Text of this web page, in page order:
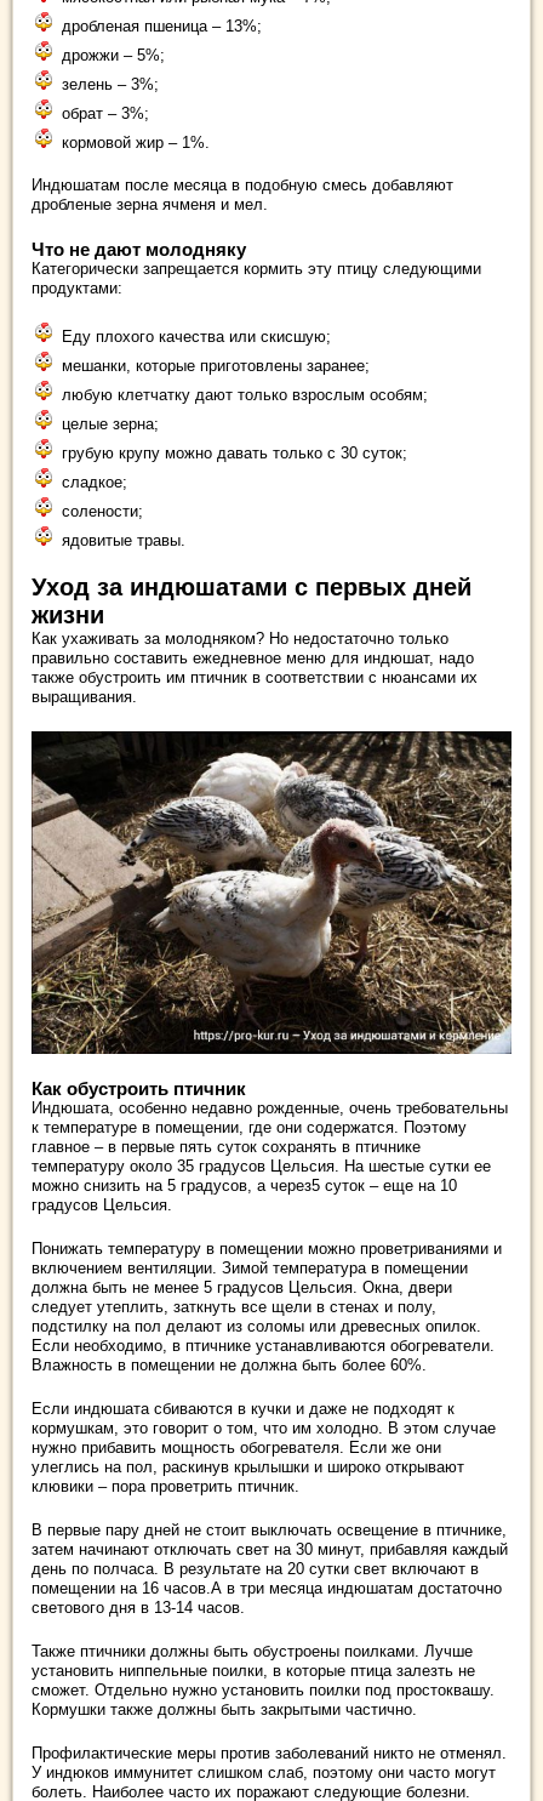
дробленая пшеница – 13%;
дрожжи – 5%;
зелень – 3%;
обрат – 3%;
кормовой жир – 1%.
Индюшатам после месяца в подобную смесь добавляют
дробленые зерна ячменя и мел.
Что не дают молодняку
Категорически запрещается кормить эту птицу следующими
продуктами:
Еду плохого качества или скисшую;
мешанки, которые приготовлены заранее;
любую клетчатку дают только взрослым особям;
целые зерна;
грубую крупу можно давать только с 30 суток;
сладкое;
солености;
ядовитые травы.
Уход за индюшатами с первых дней
жизни
Как ухаживать за молодняком? Но недостаточно только
правильно составить ежедневное меню для индюшат, надо
также обустроить им птичник в соответствии с нюансами их
выращивания.
Как обустроить птичник
Индюшата, особенно недавно рожденные, очень требовательны
к температуре в помещении, где они содержатся. Поэтому
главное – в первые пять суток сохранять в птичнике
температуру около 35 градусов Цельсия. На шестые сутки ее
можно снизить на 5 градусов, а через5 суток – еще на 10
градусов Цельсия.
Понижать температуру в помещении можно проветриваниями и
включением вентиляции. Зимой температура в помещении
должна быть не менее 5 градусов Цельсия. Окна, двери
следует утеплить, заткнуть все щели в стенах и полу,
подстилку на пол делают из соломы или древесных опилок.
Если необходимо, в птичнике устанавливаются обогреватели.
Влажность в помещении не должна быть более 60%.
Если индюшата сбиваются в кучки и даже не подходят к
кормушкам, это говорит о том, что им холодно. В этом случае
нужно прибавить мощность обогревателя. Если же они
улеглись на пол, раскинув крылышки и широко открывают
клювики – пора проветрить птичник.
В первые пару дней не стоит выключать освещение в птичнике,
затем начинают отключать свет на 30 минут, прибавляя каждый
день по полчаса. В результате на 20 сутки свет включают в
помещении на 16 часов.А в три месяца индюшатам достаточно
светового дня в 13-14 часов.
Также птичники должны быть обустроены поилками. Лучше
установить ниппельные поилки, в которые птица залезть не
сможет. Отдельно нужно установить поилки под простоквашу.
Кормушки также должны быть закрытыми частично.
Профилактические меры против заболеваний никто не отменял.
У индюков иммунитет слишком слаб, поэтому они часто могут
болеть. Наиболее часто их поражают следующие болезни.